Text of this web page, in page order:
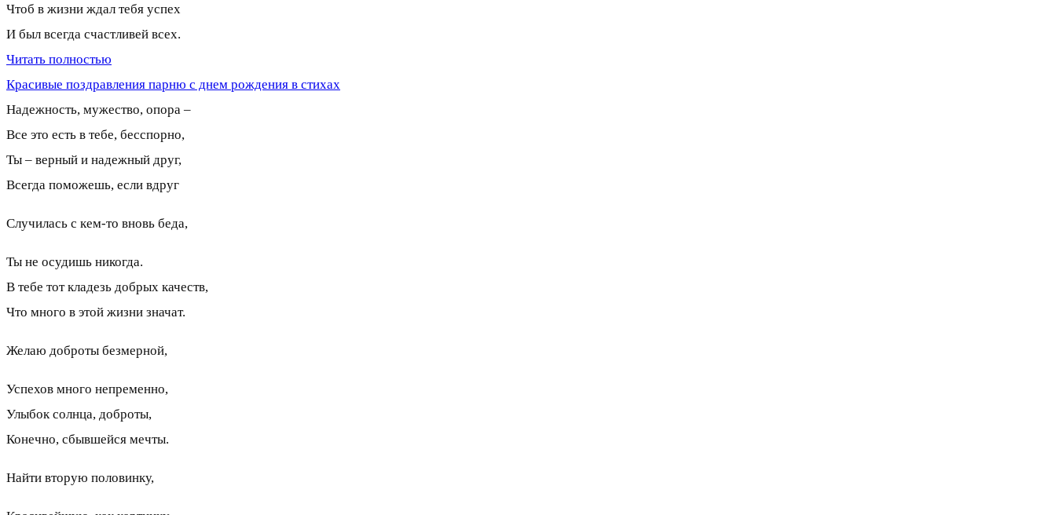
Чтоб в жизни ждал тебя успех
И был всегда счастливей всех.
Читать полностью
Красивые поздравления парню с днем рождения в стихах
Надежность, мужество, опора –
Все это есть в тебе, бесспорно,
Ты – верный и надежный друг,
Всегда поможешь, если вдруг
Случилась с кем-то вновь беда,
Ты не осудишь никогда.
В тебе тот кладезь добрых качеств,
Что много в этой жизни значат.
Желаю доброты безмерной,
Успехов много непременно,
Улыбок солнца, доброты,
Конечно, сбывшейся мечты.
Найти вторую половинку,